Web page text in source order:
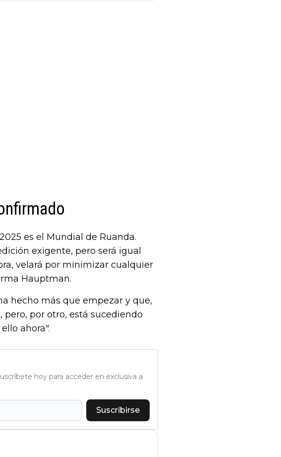
es el Mundial de Ruanda.
exigente, pero será igual
velará por minimizar cualquier
Hauptman.
hecho más que empezar y que,
por otro, está sucediendo
ahora".
hoy para acceder en exclusiva a
Suscribirse